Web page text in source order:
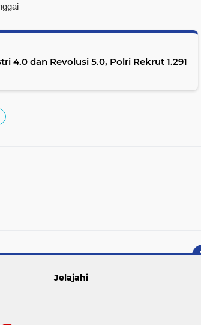
4.0 dan Revolusi 5.0, Polri Rekrut 1.291
Jelajahi